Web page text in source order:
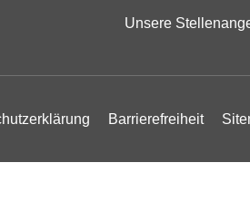
Unsere
Barrierefreiheit